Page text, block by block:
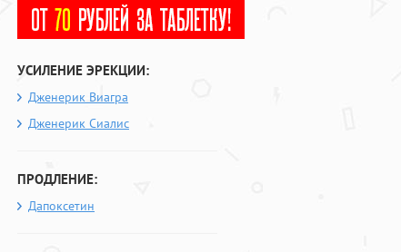
УСИЛЕНИЕ ЭРЕКЦИИ:
Дженерик Виагра
Дженерик Сиалис
ПРОДЛЕНИЕ:
Дапоксетин